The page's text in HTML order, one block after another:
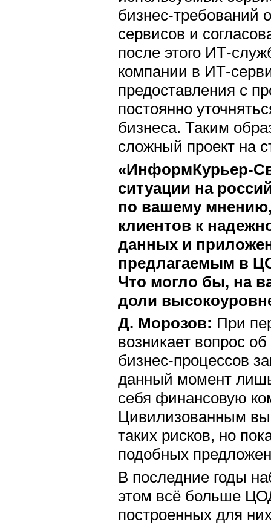
бизнес-требований
сервисов и
после этого ИТ-
компании в ИТ-
предоставления с
постоянно
бизнеса. Таким
сложный проект на
«ИнформКурьер-
ситуации на
по вашему
клиентов к
данных и
предлагаемым в
Что могло бы, на
доли
Д. Морозов: При
возникает вопрос
бизнес-процессов
данный момент
себя финансовую
Цивилизованным
таких рисков, но
подобных
В последние годы
этом всё больше
построенных для